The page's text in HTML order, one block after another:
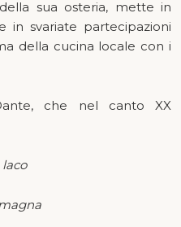
sua osteria, mette in
in svariate partecipazioni
della cucina locale con i
che nel canto XX
laco